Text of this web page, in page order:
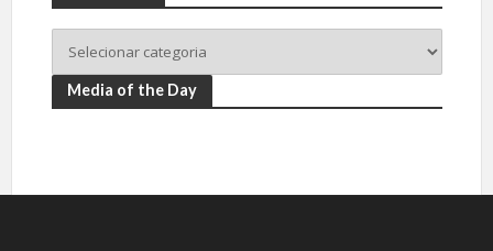
Media of the Day